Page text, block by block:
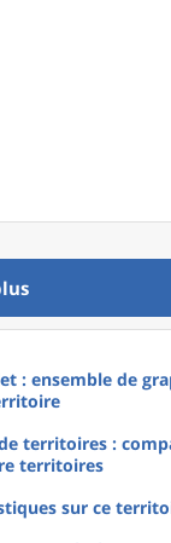
: ensemble de
territoires :
territoires
sur ce